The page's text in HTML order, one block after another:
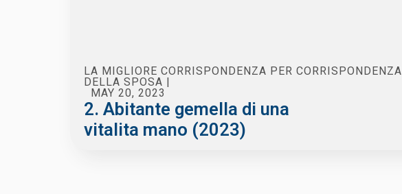
LA MIGLIORE CORRISPONDENZA PER CORRISPONDENZA
DELLA SPOSA |
MAY 20, 2023
2. Abitante gemella di una
vitalita mano (2023)